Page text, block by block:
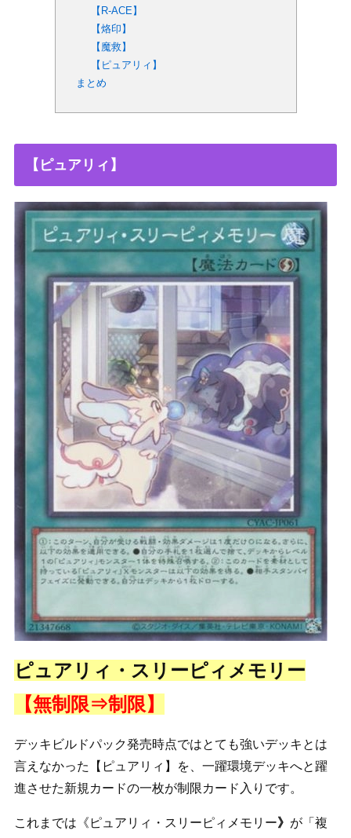
【R-ACE】
【烙印】
【魔救】
【ピュアリィ】
まとめ
【ピュアリィ】
ピュアリィ・スリーピィメモリー
【無制限⇒制限】
デッキビルドパック発売時点ではとても強いデッキとは
言えなかった【ピュアリィ】を、一躍環境デッキへと躍
進させた新規カードの一枚が制限カード入りです。
これまでは《ピュアリィ・スリーピィメモリー》 が「複